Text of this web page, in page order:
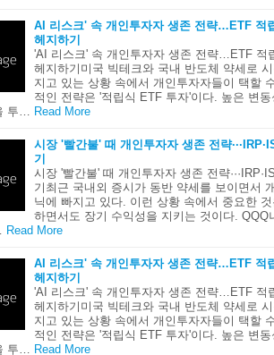
AI 리스크' 속 개인투자자 생존 전략…ETF 적
헤지하기
'AI 리스크' 속 개인투자자 생존 전략…ETF 적
헤지하기미국 빅테크와 국내 반도체 약세로
지고 있는 상황 속에서 개인투자자들이 택할
적인 전략은 '적립식 ETF 투자'이다. 높은 변
투…
Read More
시장 '빨간불' 때 개인투자자 생존 전략
기
시장 '빨간불' 때 개인투자자 생존 전략
기최근 국내외 증시가 동반 약세를 보이면서
닉에 빠지고 있다. 이런 상황 속에서 중요한
하면서도 장기 수익성을 지키는 것이다. QQQ
Read More
AI 리스크' 속 개인투자자 생존 전략…ETF 적
헤지하기
'AI 리스크' 속 개인투자자 생존 전략…ETF 적
헤지하기미국 빅테크와 국내 반도체 약세로
지고 있는 상황 속에서 개인투자자들이 택할
적인 전략은 '적립식 ETF 투자'이다. 높은 변
투…
Read More